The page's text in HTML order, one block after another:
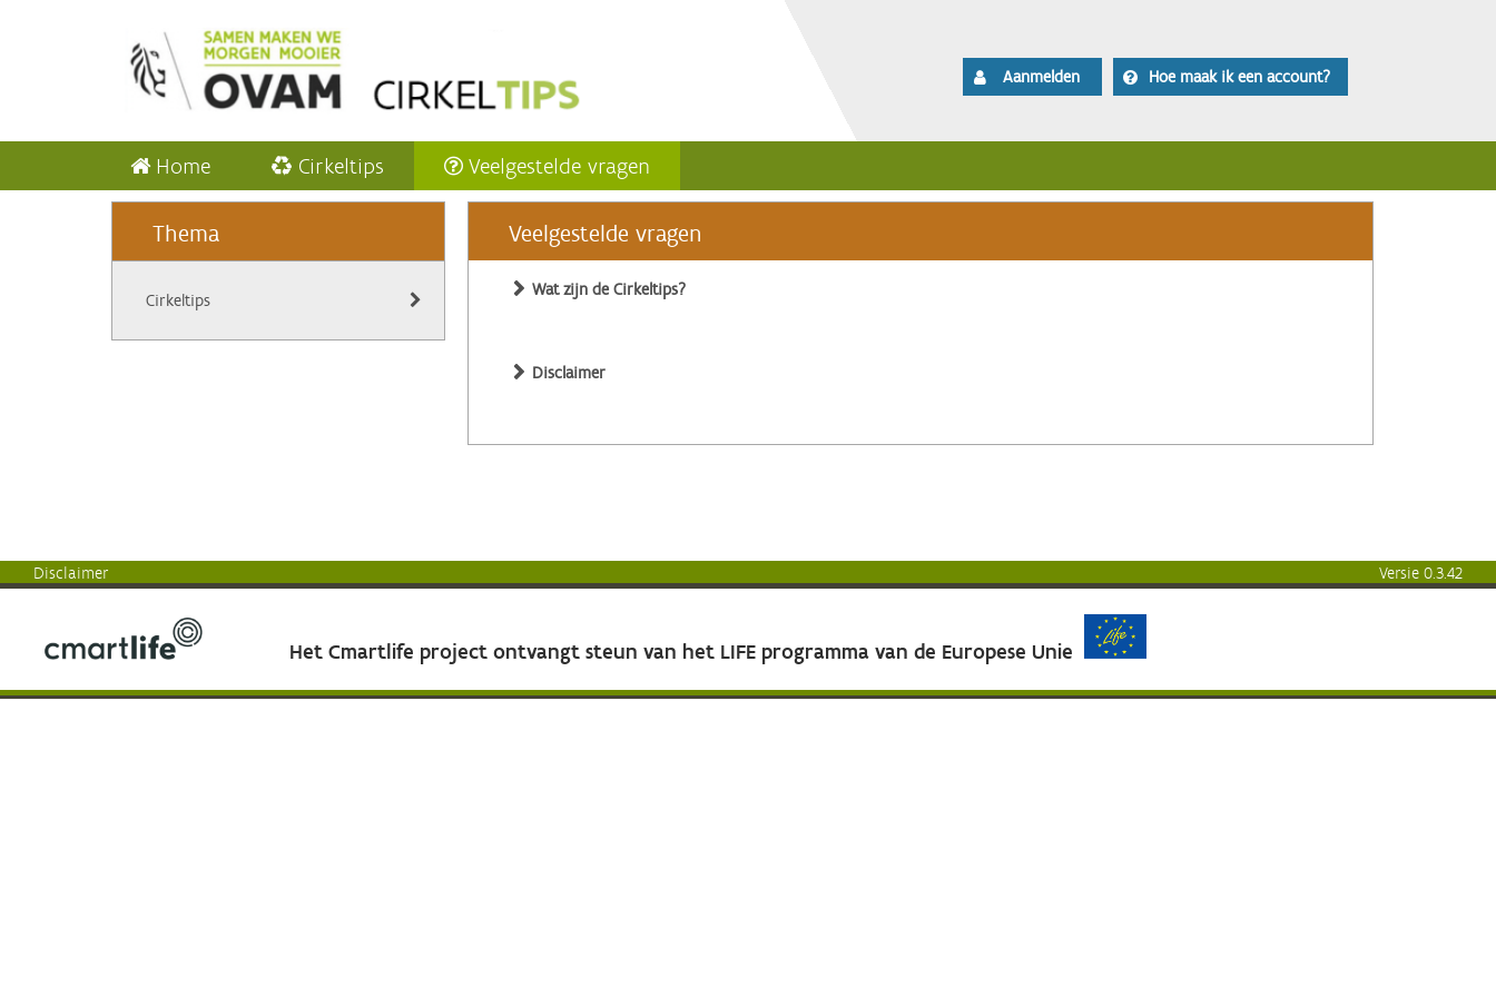
Aanmelden Hoe maak ik een account?
Home Cirkeltips Veelgestelde vragen
Thema
Cirkeltips
Veelgestelde vragen
Wat zijn de Cirkeltips?
Disclaimer
Disclaimer Versie 0.3.42
Het Cmartlife project ontvangt steun van het LIFE programma van de Europese Unie